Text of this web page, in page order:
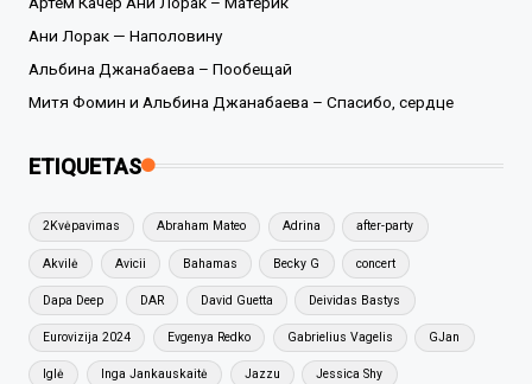
Ани Лорак — Наполовину
Альбина Джанабаева – Пообещай
Митя Фомин и Альбина Джанабаева – Спасибо, сердце
ETIQUETAS
2Kvėpavimas Abraham Mateo Adrina after-party
Akvilė Avicii Bahamas Becky G concert
Dapa Deep DAR David Guetta Deividas Bastys
Eurovizija 2024 Evgenya Redko Gabrielius Vagelis GJan
Iglė Inga Jankauskaitė Jazzu Jessica Shy